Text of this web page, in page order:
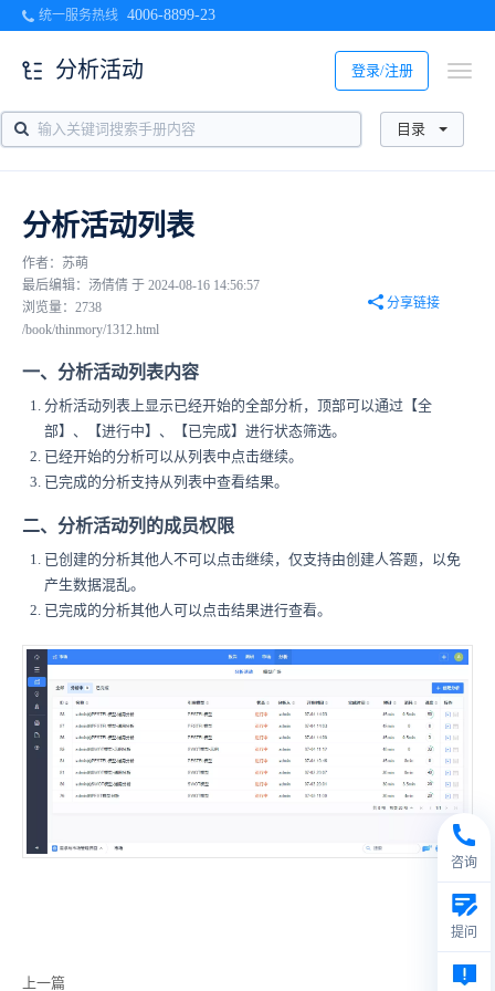
统一服务热线 4006-8899-23
登录/注册
分析活动
目录
分析活动列表
作者：苏萌
最后编辑：汤倩倩 于 2024-08-16 14:56:57
浏览量：2738
分享链接
/book/thinmory/1312.html
一、分析活动列表内容
分析活动列表上显示已经开始的全部分析，顶部可以通过【全
部】、【进行中】、【已完成】进行状态筛选。
已经开始的分析可以从列表中点击继续。
已完成的分析支持从列表中查看结果。
二、分析活动列的成员权限
已创建的分析其他人不可以点击继续，仅支持由创建人答题，以免
产生数据混乱。
已完成的分析其他人可以点击结果进行查看。
上一篇
咨询
提问